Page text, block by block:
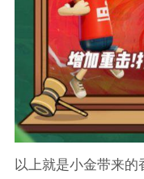
以上就是小金带来